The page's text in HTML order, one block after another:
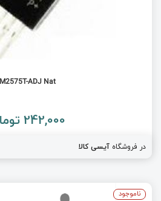
ADJ Nat
242,000 تومان
در فروشگاه آیسی کالا
ناموجود